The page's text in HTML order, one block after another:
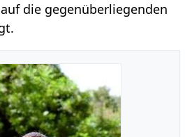
die gegenüberliegenden